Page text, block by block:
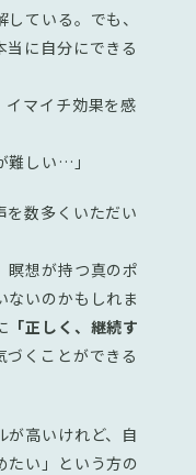
ている。でも、
当に自分にできる
イマイチ効果を感
難しい…」
を数多くいただい
瞑想が持つ真のポ
ないのかもしれま
「正しく、継続す
づくことができる
が高いけれど、自
たい」という方の